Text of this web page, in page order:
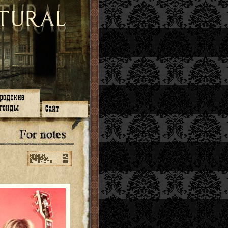
14
13
11
12
9
6
5
О нас
ЧаВо
Поиск
Ссылки
Карта сайта